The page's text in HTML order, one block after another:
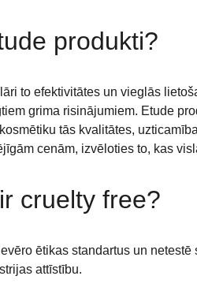
produkti?
to efektivitātes un vieglās
grima risinājumiem. Etude
tās kvalitātes,
cenām, izvēloties to, kas
cruelty free?
ētikas standartus un
attīstību.